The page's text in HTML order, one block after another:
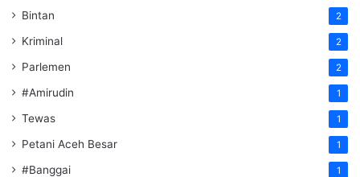
Bintan 2
Kriminal 2
Parlemen 2
#Amirudin 1
Tewas 1
Petani Aceh Besar 1
#Banggai 1